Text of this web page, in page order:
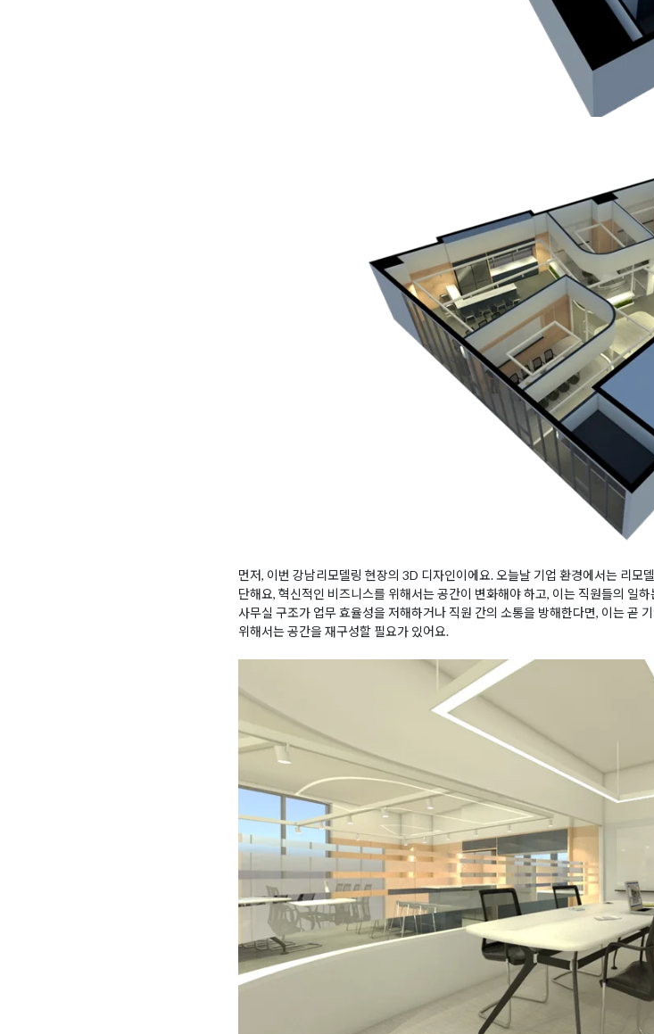
먼저, 이번 강남리모델링 현장의 3D 디자인이에요. 오늘날 기업 환경에서는 리모
단해요, 혁신적인 비즈니스를 위해서는 공간이 변화해야 하고, 이는 직원들의 일
사무실 구조가 업무 효율성을 저해하거나 직원 간의 소통을 방해한다면, 이는 곧
위해서는 공간을 재구성할 필요가 있어요.